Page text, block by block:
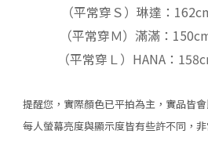
（平常穿Ｓ）琳達：
（平常穿Ｍ）滿滿：
（平常穿Ｌ）HANA：
提醒您，實際顏色已平拍為主，實品皆
每人螢幕亮度與顯示度皆有些許不同，